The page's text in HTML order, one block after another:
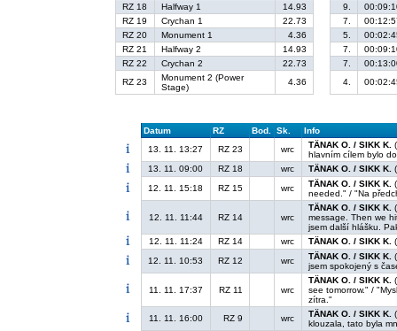
RZ 18
Halfway 1 14.93 9.
RZ 19
Crychan 1 22.73 7.
RZ 20
Monument 1 4.36 5.
RZ 21
Halfway 2 14.93 7.
RZ 22
Crychan 2 22.73 7.
RZ 23
Monument 2 (Power
Stage)
4.36 4.
Datum RZ Bod. Sk.
Info
13. 11. 13:27
RZ 23 wrc TÄNAK O. / SIKK K.
hlavním cílem bylo
13. 11. 09:00
RZ 18 wrc TÄNAK O. / SIKK K.
12. 11. 15:18
RZ 15 wrc TÄNAK O. / SIKK K.
needed." / "Na
12. 11. 11:44 RZ 14 wrc
TÄNAK O. / SIKK K.
message. Then we
jsem další hlášku.
12. 11. 11:24
RZ 14 wrc TÄNAK O. / SIKK K.
12. 11. 10:53
RZ 12 wrc TÄNAK O. / SIKK K.
jsem spokojený s
11. 11. 17:37 RZ 11 wrc
TÄNAK O. / SIKK K.
see tomorrow." /
zítra."
11. 11. 16:00
RZ 9 wrc TÄNAK O. / SIKK K.
klouzala, tato byla